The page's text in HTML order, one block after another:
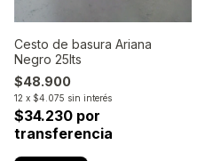
Cesto de basura Ariana
Negro 25lts
$48.900
12 x $4.075 sin interés
$34.230 por
transferencia